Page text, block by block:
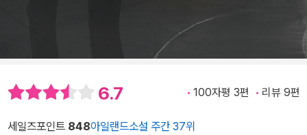
6.7 100자평 3편 리뷰 9편
세일즈포인트 848아일랜드소설 주간 37위